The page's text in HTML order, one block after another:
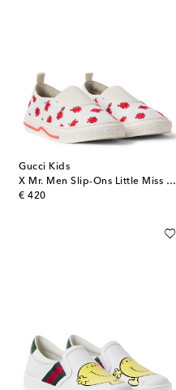
Gucci Kids
X Mr. Men Slip-Ons Little Miss GG
€ 420
original price